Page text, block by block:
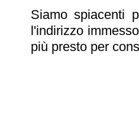
Siamo spiacenti
l'indirizzo
più presto per